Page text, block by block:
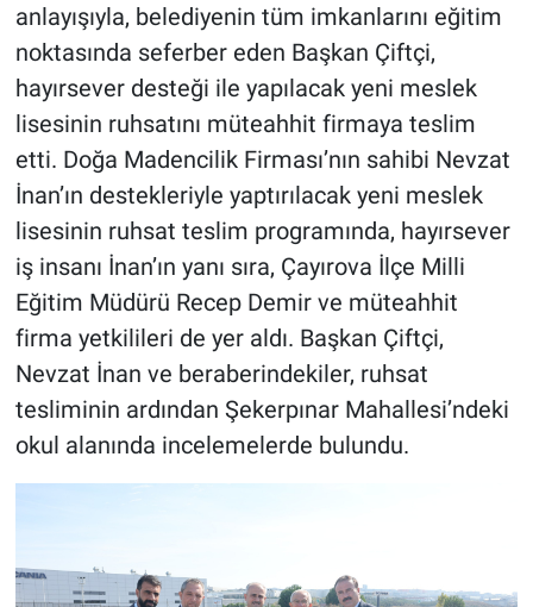
anlayışıyla, belediyenin tüm imkanlarını eğitim
noktasında seferber eden Başkan Çiftçi,
hayırsever desteği ile yapılacak yeni meslek
lisesinin ruhsatını müteahhit firmaya teslim
etti. Doğa Madencilik Firması’nın sahibi Nevzat
İnan’ın destekleriyle yaptırılacak yeni meslek
lisesinin ruhsat teslim programında, hayırsever
iş insanı İnan’ın yanı sıra, Çayırova İlçe Milli
Eğitim Müdürü Recep Demir ve müteahhit
firma yetkilileri de yer aldı. Başkan Çiftçi,
Nevzat İnan ve beraberindekiler, ruhsat
tesliminin ardından Şekerpınar Mahallesi’ndeki
okul alanında incelemelerde bulundu.